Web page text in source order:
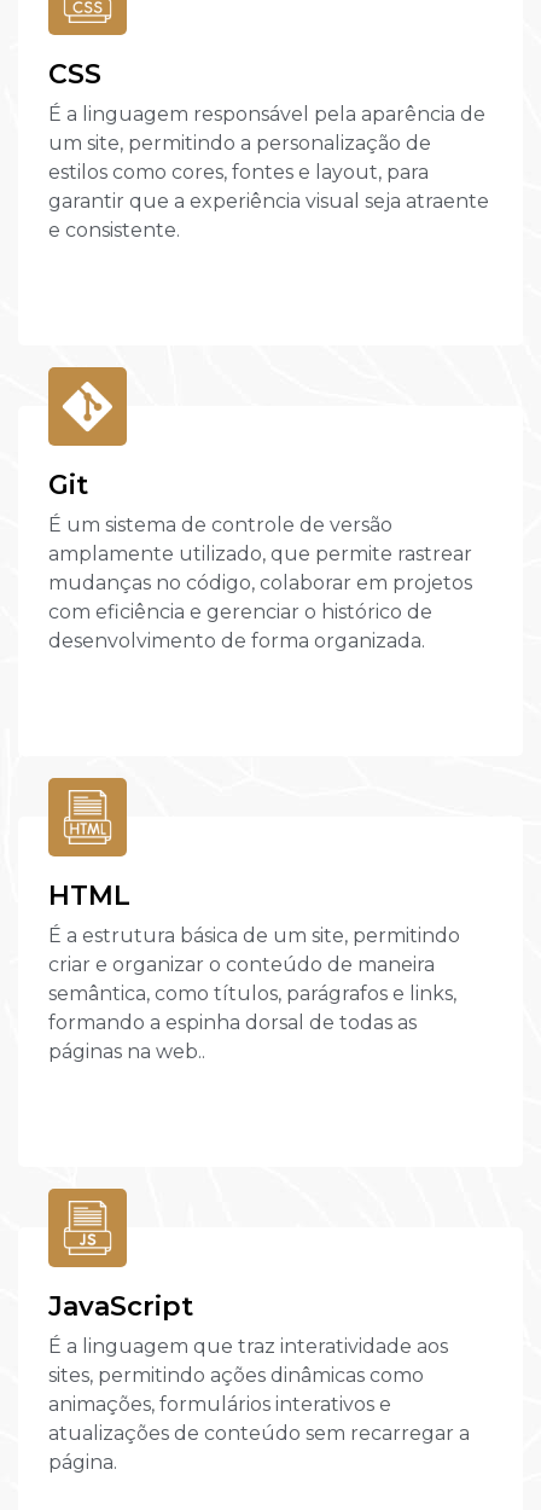
CSS
É a linguagem responsável pela aparência de
um site, permitindo a personalização de
estilos como cores, fontes e layout, para
garantir que a experiência visual seja atraente
e consistente.
Git
É um sistema de controle de versão
amplamente utilizado, que permite rastrear
mudanças no código, colaborar em projetos
com eficiência e gerenciar o histórico de
desenvolvimento de forma organizada.
HTML
É a estrutura básica de um site, permitindo
criar e organizar o conteúdo de maneira
semântica, como títulos, parágrafos e links,
formando a espinha dorsal de todas as
páginas na web..
JavaScript
É a linguagem que traz interatividade aos
sites, permitindo ações dinâmicas como
animações, formulários interativos e
atualizações de conteúdo sem recarregar a
página.